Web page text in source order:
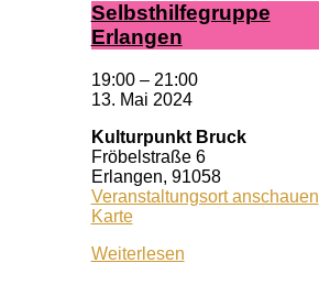
Selbst­hil­fe­grup­pe
Er­lan­gen
19:00 – 21:00
13. Mai 2024
Kulturpunkt Bruck
Fröbelstraße 6
Erlangen, 91058
Veranstaltungsort anschauen
KarteKulturpunkt
Weiterlesen